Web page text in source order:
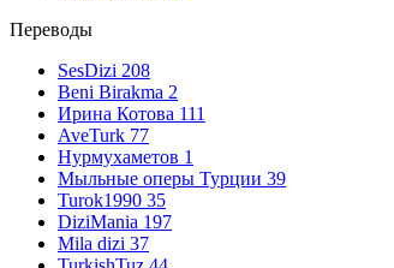
Переводы
SesDizi 208
Beni Birakma 2
Ирина Котова 111
AveTurk 77
Нурмухаметов 1
Мыльные оперы Турции 39
Turok1990 35
DiziMania 197
Mila dizi 37